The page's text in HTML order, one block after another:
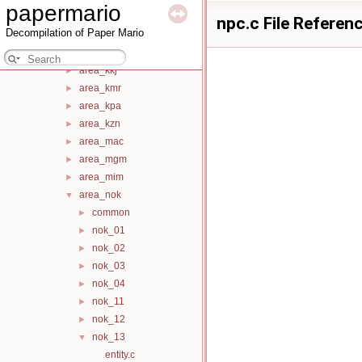
papermario
Decompilation of Paper Mario
► area_iwa
► area_jan
► area_kgr
► area_kkj
► area_kmr
► area_kpa
► area_kzn
► area_mac
► area_mgm
► area_mim
▼ area_nok
► common
► nok_01
► nok_02
► nok_03
► nok_04
► nok_11
► nok_12
▼
nok_13
entity.c
npc.c File